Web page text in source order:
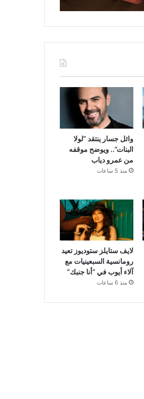
وائل جسار ينتقد “لولا
البنات”.. ويوضح موقفه
من عمرو دياب
منذ 5 ساعات
لايف ستايلز ستوديوز تعيد
رومانسية السبعينيات مع
آلاء أيوب في “أنا جنبك”
منذ 6 ساعات